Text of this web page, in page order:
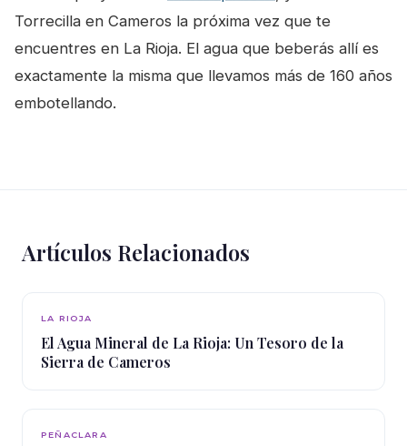
Torrecilla en Cameros la próxima vez que te
encuentres en La Rioja. El agua que beberás allí es
exactamente la misma que llevamos más de 160 años
embotellando.
Artículos Relacionados
LA RIOJA
El Agua Mineral de La Rioja: Un Tesoro de la
Sierra de Cameros
PEÑACLARA